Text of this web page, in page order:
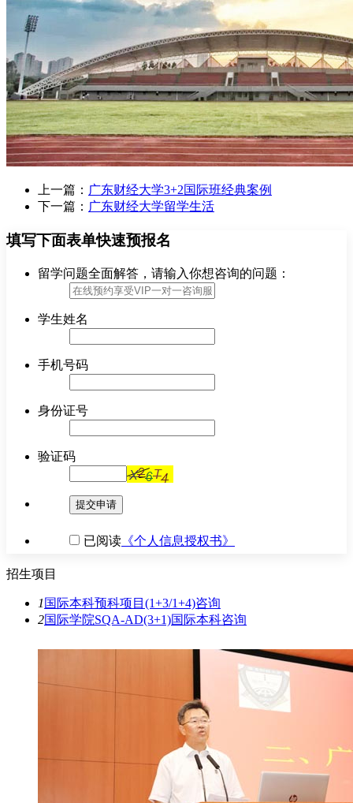
上一篇： 广东财经大学3+2国际班经典案例
下一篇： 广东财经大学留学生活
填写下面表单快速预报名
留学问题全面解答，请输入你想咨询的问题：
学生姓名
手机号码
身份证号
验证码
提交申请
已阅读 《个人信息授权书》
招生项目
1 国际本科预科项目(1+3/1+4)咨询
2国际学院SQA-AD(3+1)国际本科咨询